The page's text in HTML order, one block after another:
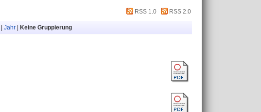
RSS 1.0 RSS 2.0
Jahr Keine Gruppierung